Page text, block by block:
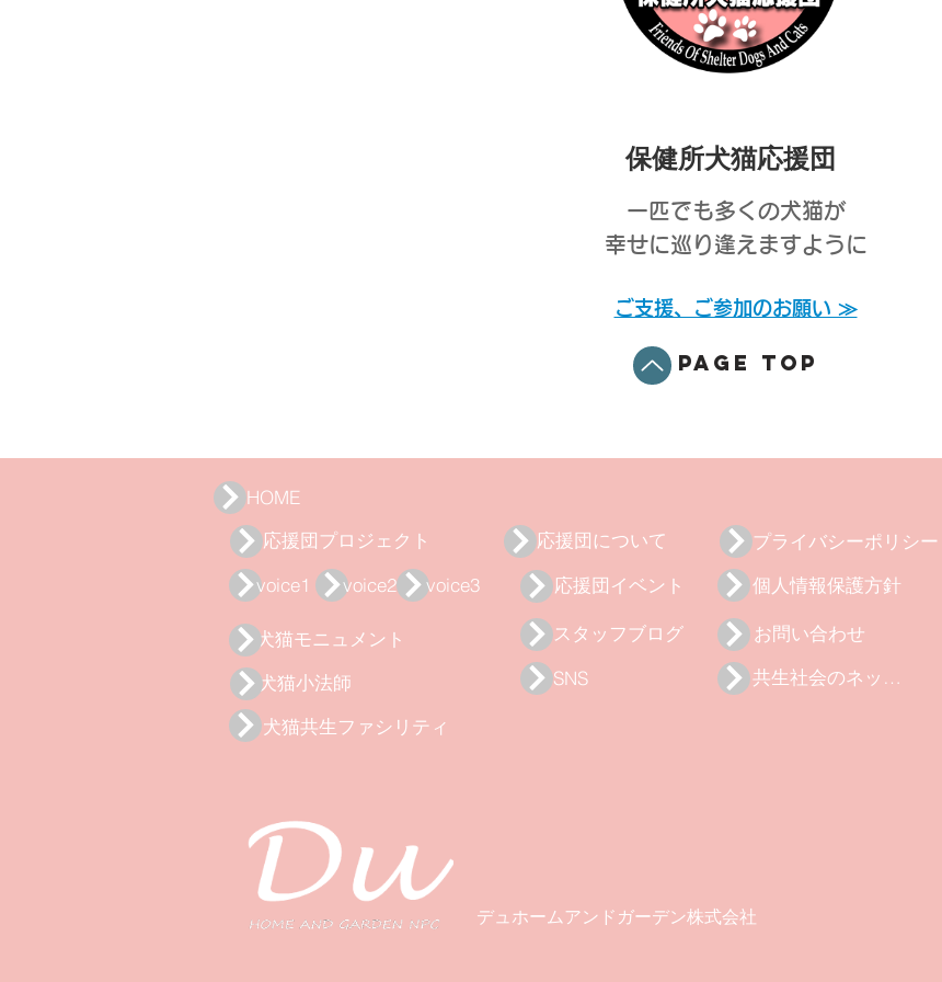
保健所犬猫応援団
一匹でも多くの犬猫が
幸せに巡り逢えますように
ご支援、ご参加のお願い ≫
PAGE TOP
HOME
応援団プロジェクト
voice1
voice2
犬猫モニュメント
犬猫小法師
犬猫共生ファシリティ
voice3
応援団について
プライバシーポリシー
個人情報保護方針
スタッフブログ
SNS
お問い合わせ
応援団イベント
共生社会のネットワークページ
デュホームアンドガーデン株式会社